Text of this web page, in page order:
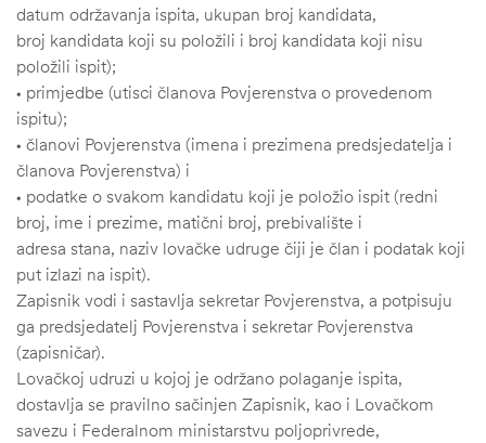
datum održavanja ispita, ukupan broj kandidata,
broj kandidata koji su položili i broj kandidata koji nisu
položili ispit);
• primjedbe (utisci članova Povjerenstva o provedenom
ispitu);
• članovi Povjerenstva (imena i prezimena predsjedatelja i
članova Povjerenstva) i
• podatke o svakom kandidatu koji je položio ispit (redni
broj, ime i prezime, matični broj, prebivalište i
adresa stana, naziv lovačke udruge čiji je član i podatak koji
put izlazi na ispit).
Zapisnik vodi i sastavlja sekretar Povjerenstva, a potpisuju
ga predsjedatelj Povjerenstva i sekretar Povjerenstva
(zapisničar).
Lovačkoj udruzi u kojoj je održano polaganje ispita,
dostavlja se pravilno sačinjen Zapisnik, kao i Lovačkom
savezu i Federalnom ministarstvu poljoprivrede,